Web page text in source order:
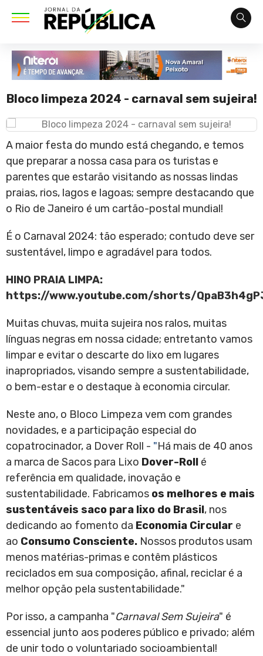
Bloco limpeza 2024 - carnaval sem sujeira!
A maior festa do mundo está chegando, e temos
que preparar a nossa casa para os turistas e
parentes que estarão visitando as nossas lindas
praias, rios, lagos e lagoas; sempre destacando que
o Rio de Janeiro é um cartão-postal mundial!
É o Carnaval 2024: tão esperado; contudo deve ser
sustentável, limpo e agradável para todos.
HINO PRAIA LIMPA:
https://www.youtube.com/shorts/
Muitas chuvas, muita sujeira nos ralos, muitas
línguas negras em nossa cidade; entretanto vamos
limpar e evitar o descarte do lixo em lugares
inapropriados, visando sempre a sustentabilidade,
o bem-estar e o destaque à economia circular.
Neste ano, o Bloco Limpeza vem com grandes
novidades, e a participação especial do
copatrocinador, a Dover Roll - "Há mais de 40 anos
a marca de Sacos para Lixo Dover-Roll é
referência em qualidade, inovação e
sustentabilidade. Fabricamos os melhores e mais
sustentáveis saco para lixo do Brasil, nos
dedicando ao fomento da Economia Circular e
ao Consumo Consciente. Nossos produtos usam
menos matérias-primas e contêm plásticos
reciclados em sua composição, afinal, reciclar é a
melhor opção pela sustentabilidade."
Por isso, a campanha "Carnaval Sem Sujeira" é
essencial junto aos poderes público e privado; além
de unir todo o voluntariado socioambiental!